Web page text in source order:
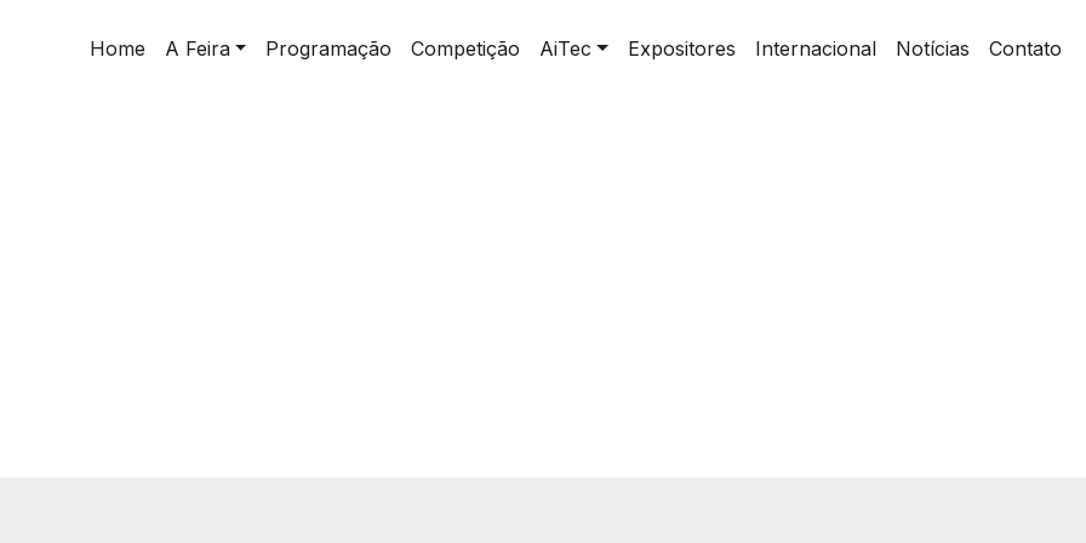
Home A Feira Programação Competição AiTec Expositores Internacional Notícias Contato